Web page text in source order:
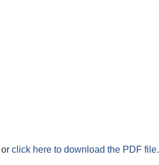
or click here to download the PDF file.